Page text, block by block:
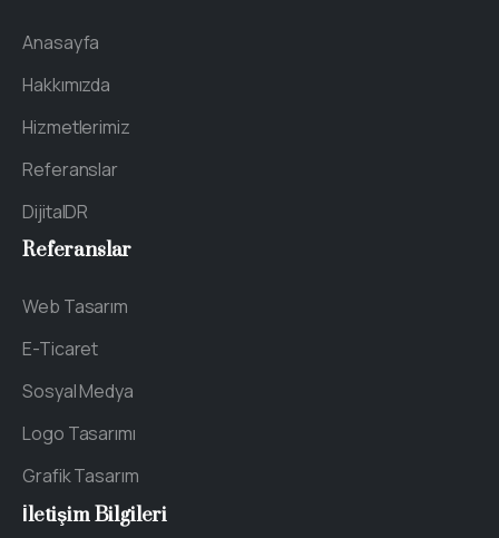
Anasayfa
Hakkımızda
Hizmetlerimiz
Referanslar
DijitalDR
Referanslar
Web Tasarım
E-Ticaret
Sosyal Medya
Logo Tasarımı
Grafik Tasarım
İletişimBilgileri